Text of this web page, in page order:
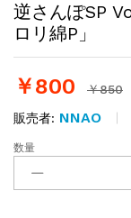
逆さんぽSP
ロリ綿P」
￥800 ￥850
販売者: NNAO
逆
ん
数量